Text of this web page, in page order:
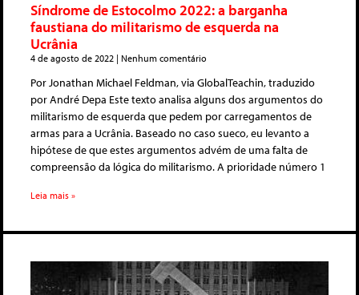
Síndrome de Estocolmo 2022: a barganha
faustiana do militarismo de esquerda na
Ucrânia
4 de agosto de 2022 Nenhum comentário
Por Jonathan Michael Feldman, via GlobalTeachin, traduzido
por André Depa Este texto analisa alguns dos argumentos do
militarismo de esquerda que pedem por carregamentos de
armas para a Ucrânia. Baseado no caso sueco, eu levanto a
hipótese de que estes argumentos advém de uma falta de
compreensão da lógica do militarismo. A prioridade número 1
Leia mais »